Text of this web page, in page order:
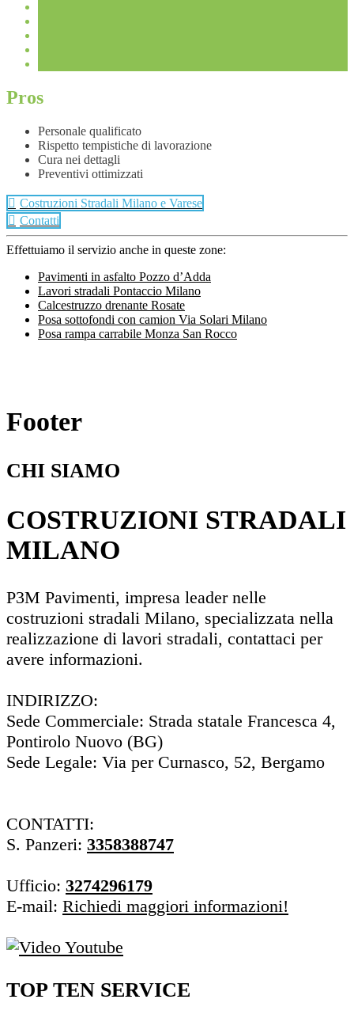
Pros
Personale qualificato
Rispetto tempistiche di lavorazione
Cura nei dettagli
Preventivi ottimizzati
Costruzioni Stradali Milano e Varese
Contatti
Effettuiamo il servizio anche in queste zone:
Pavimenti in asfalto Pozzo d’Adda
Lavori stradali Pontaccio Milano
Calcestruzzo drenante Rosate
Posa sottofondi con camion Via Solari Milano
Posa rampa carrabile Monza San Rocco
Footer
CHI SIAMO
COSTRUZIONI STRADALI
MILANO
P3M Pavimenti, impresa leader nelle
costruzioni stradali Milano, specializzata nella
realizzazione di lavori stradali, contattaci per
avere informazioni.
INDIRIZZO:
Sede Commerciale: Strada statale Francesca 4,
Pontirolo Nuovo (BG)
Sede Legale: Via per Curnasco, 52, Bergamo
CONTATTI:
S. Panzeri: 3358388747
Ufficio: 3274296179
E-mail: Richiedi maggiori informazioni!
TOP TEN SERVICE